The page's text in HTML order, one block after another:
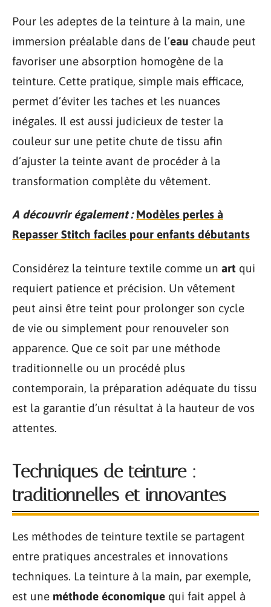
Pour les adeptes de la teinture à la main, une
immersion préalable dans de l’eau chaude peut
favoriser une absorption homogène de la
teinture. Cette pratique, simple mais efficace,
permet d’éviter les taches et les nuances
inégales. Il est aussi judicieux de tester la
couleur sur une petite chute de tissu afin
d’ajuster la teinte avant de procéder à la
transformation complète du vêtement.
A découvrir également : Modèles perles à
Repasser Stitch faciles pour enfants débutants
Considérez la teinture textile comme un art qui
requiert patience et précision. Un vêtement
peut ainsi être teint pour prolonger son cycle
de vie ou simplement pour renouveler son
apparence. Que ce soit par une méthode
traditionnelle ou un procédé plus
contemporain, la préparation adéquate du tissu
est la garantie d’un résultat à la hauteur de vos
attentes.
Techniques de teinture :
traditionnelles et innovantes
Les méthodes de teinture textile se partagent
entre pratiques ancestrales et innovations
techniques. La teinture à la main, par exemple,
est une méthode économique qui fait appel à